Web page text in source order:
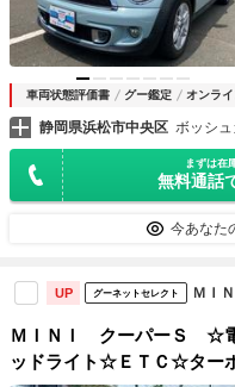
車両状態評価書 グー鑑定 オンラ
静岡県浜松市中央区 ボッシュ
まずは在
無料通話
今あなた
UP グーネットセレクト ＭＩＮ
ＭＩＮＩ クーパーＳ ☆
ッドライト☆ＥＴＣ☆ター